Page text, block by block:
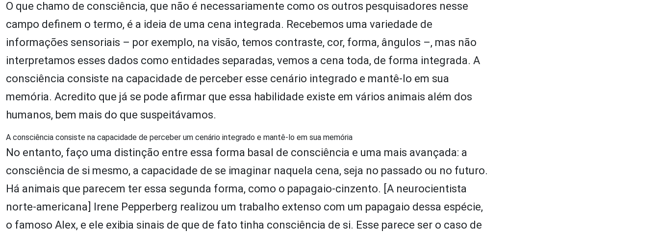
O que chamo de consciência, que não é necessariamente como os outros pesquisadores nesse
campo definem o termo, é a ideia de uma cena integrada. Recebemos uma variedade de
informações sensoriais – por exemplo, na visão, temos contraste, cor, forma, ângulos –, mas não
interpretamos esses dados como entidades separadas, vemos a cena toda, de forma integrada. A
consciência consiste na capacidade de perceber esse cenário integrado e mantê-lo em sua
memória. Acredito que já se pode afirmar que essa habilidade existe em vários animais além dos
humanos, bem mais do que suspeitávamos.
A consciência consiste na capacidade de perceber um cenário integrado e mantê-lo em sua memória
No entanto, faço uma distinção entre essa forma basal de consciência e uma mais avançada: a
consciência de si mesmo, a capacidade de se imaginar naquela cena, seja no passado ou no futuro.
Há animais que parecem ter essa segunda forma, como o papagaio-cinzento. [A neurocientista
norte-americana] Irene Pepperberg realizou um trabalho extenso com um papagaio dessa espécie,
o famoso Alex, e ele exibia sinais de que de fato tinha consciência de si. Esse parece ser o caso de